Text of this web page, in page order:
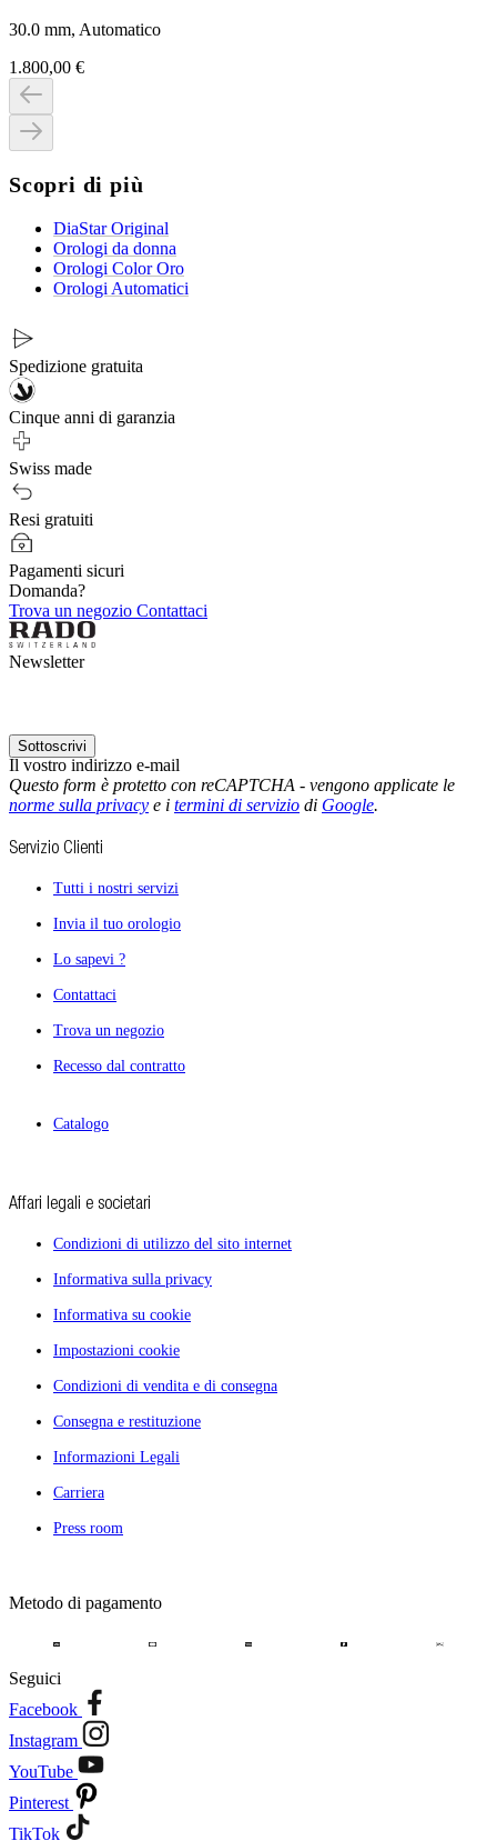
30.0 mm, Automatico
1.800,00 €
Scopri di più
DiaStar Original
Orologi da donna
Orologi Color Oro
Orologi Automatici
Spedizione gratuita
Cinque anni di garanzia
Swiss made
Resi gratuiti
Pagamenti sicuri
Domanda?
Trova un negozio Contattaci
Newsletter
Il vostro indirizzo e-mail
Sottoscrivi
Questo form è protetto con reCAPTCHA - vengono applicate le
norme sulla privacy e i termini di servizio di Google.
Servizio Clienti
Tutti i nostri servizi
Invia il tuo orologio
Lo sapevi ?
Contattaci
Trova un negozio
Recesso dal contratto
Catalogo
Affari legali e societari
Condizioni di utilizzo del sito internet
Informativa sulla privacy
Informativa su cookie
Impostazioni cookie
Condizioni di vendita e di consegna
Consegna e restituzione
Informazioni Legali
Carriera
Press room
Metodo di pagamento
Seguici
Facebook
Instagram
YouTube
Pinterest
TikTok